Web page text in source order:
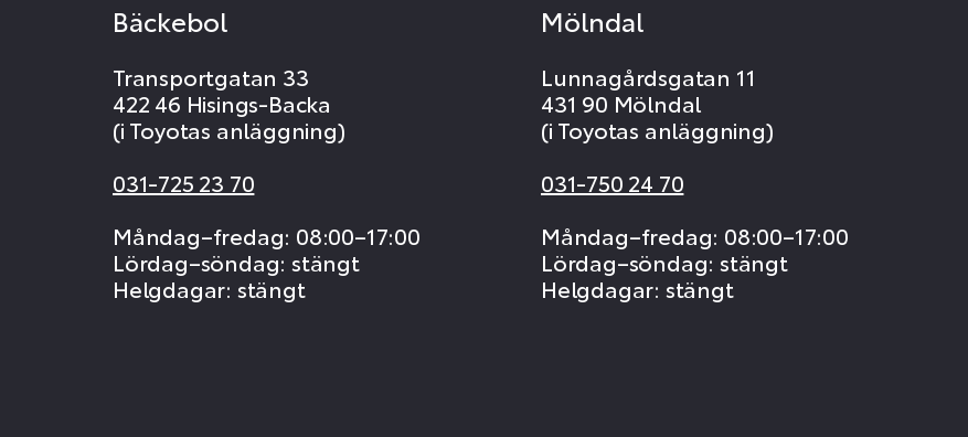
Bäckebol
Transportgatan 33
422 46 Hisings-Backa
(i Toyotas anläggning)
031-725 23 70
Måndag–fredag: 08:00–17:00
Lördag–söndag: stängt
Helgdagar: stängt
Mölndal
Lunnagårdsgatan 11
431 90 Mölndal
(i Toyotas anläggning)
031-750 24 70
Måndag–fredag: 08:00–17:00
Lördag–söndag: stängt
Helgdagar: stängt